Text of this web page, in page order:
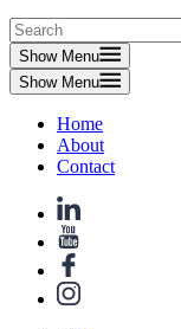
Show Menu
Show Menu
Home
About
Contact